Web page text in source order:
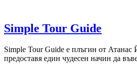
Simple Tour Guide
Simple Tour Guide е плъгин от Атанас
предоставя един чудесен начин да